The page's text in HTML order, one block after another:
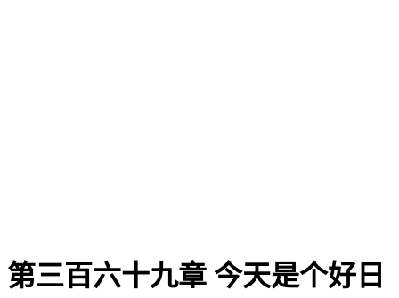
第三百六十九章 今天是个好日